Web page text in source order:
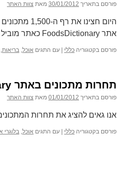
פורסם בתאריך 30/01/2012 מאת צוות האתר
אתר FoodsDictionary כאתר מוביל בתחום האוכל והבריאות בפרט.
פורסם בקטגוריה כללי עם התגים אוכל, בריאות,
תחרות מתכונים באתר FoodsDictionary – מתכונדיאל 2011
פורסם בתאריך 01/01/2012 מאת צוות האתר
אנו גאים להציג את תחרות המתכונים לסיכום שנת
פורסם בקטגוריה כללי עם התגים אוכל, בלוגרי